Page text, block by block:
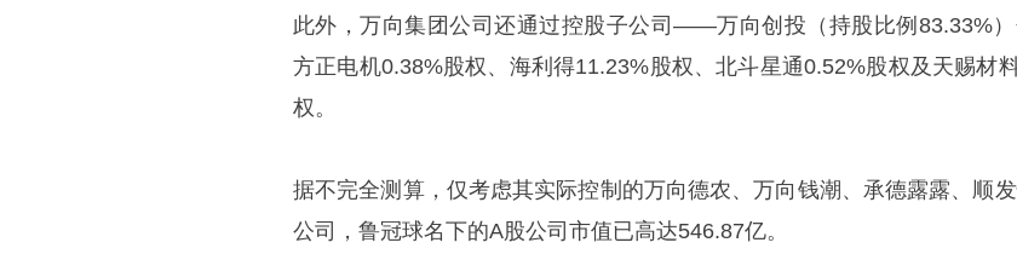
此外，万向集团公司还通过控股子公司——万向创投（持股比例83.33%
方正电机0.38%股权、海利得11.23%股权、北斗星通0.52%股权及天赐材
权。
据不完全测算，仅考虑其实际控制的万向德农、万向钱潮、承德露露、顺
公司，鲁冠球名下的A股公司市值已高达546.87亿。